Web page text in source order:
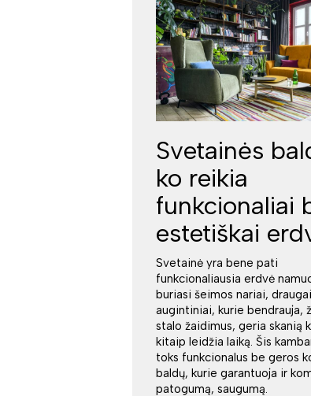
Svetainės
ko reikia
funkcionaliai
estetiškai
Svetainė yra bene pati
funkcionaliausia erdvė
buriasi šeimos nariai,
augintiniai, kurie bendrauja,
stalo žaidimus, geria skanią
kitaip leidžia laiką. Šis
toks funkcionalus be geros
baldų, kurie garantuoja ir
patogumą, saugumą.